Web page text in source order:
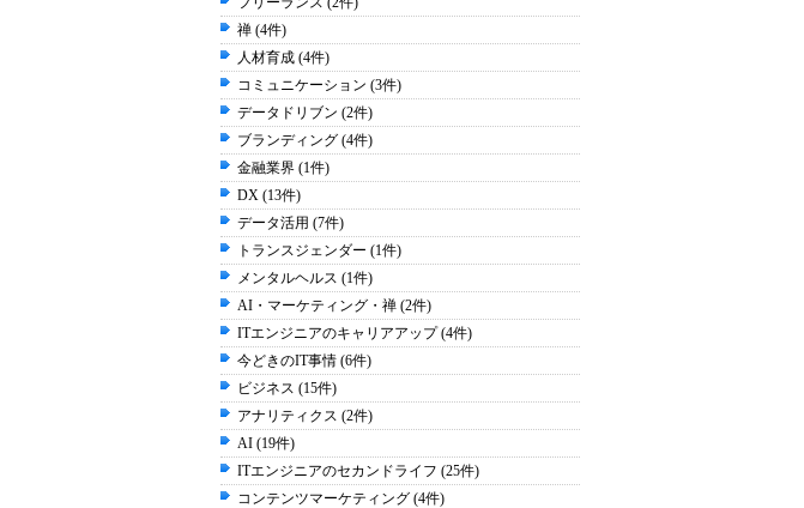
禅 (4件)
人材育成 (4件)
コミュニケーション (3件)
データドリブン (2件)
ブランディング (4件)
金融業界 (1件)
DX (13件)
データ活用 (7件)
トランスジェンダー (1件)
メンタルヘルス (1件)
AI・マーケティング・禅 (2件)
ITエンジニアのキャリアアップ (4件)
今どきのIT事情 (6件)
ビジネス (15件)
アナリティクス (2件)
AI (19件)
ITエンジニアのセカンドライフ (25件)
コンテンツマーケティング (4件)